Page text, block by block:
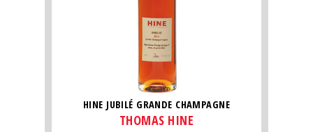
HINE JUBILÉ GRANDE CHAMPAGNE
THOMAS HINE